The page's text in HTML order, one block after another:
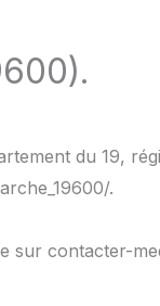
du 19,
.
sur contacter-